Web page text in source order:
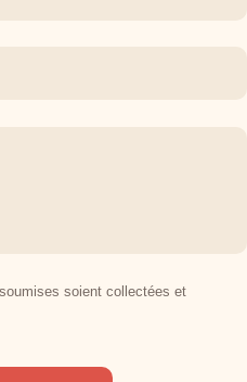
soient collectées et